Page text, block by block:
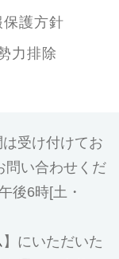
護方針
力排除
受け付けてお
問い合わせくだ
後6時[土・
】にいただいた